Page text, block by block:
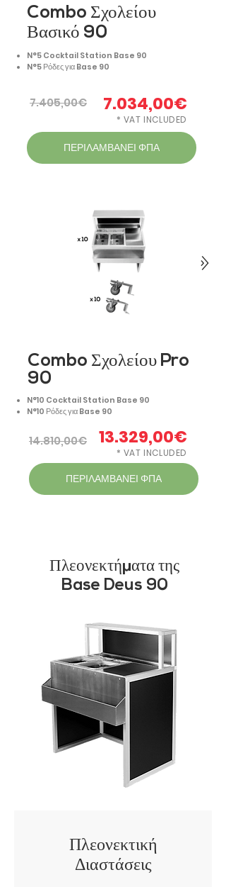
Combo Σχολείου
Βασικό 90
N°5 Cocktail Station Base 90
N°5 Ρόδες για Base 90
7.405,00€ 7.034,00€
* VAT INCLUDED
ΠΕΡΙΛΑΜΒΑΝΕΙ ΦΠΑ
Combo Σχολείου Pro
90
N°10 Cocktail Station Base 90
N°10 Ρόδες για Base 90
14.810,00€ 13.329,00€
* VAT INCLUDED
ΠΕΡΙΛΑΜΒΑΝΕΙ ΦΠΑ
Πλεονεκτήματα της
Base Deus 90
Πλεονεκτική
Διαστάσεις